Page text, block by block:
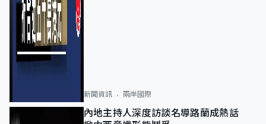
新聞資訊 兩岸國際
內地主持人深度訪談名導路蘭成熱話